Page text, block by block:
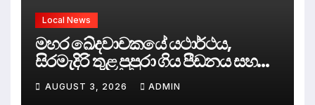
Local News
මහර ඛේදවාචකයේ යථාර්ථය,
සිරමැදිරි තුළ පුපුරා ගිය පීඩනය සහ
පලිගැනීමේ දේශපාලනය
AUGUST 3, 2026 ADMIN